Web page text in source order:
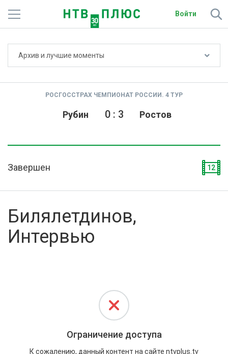
Войти
О сайте
Активировать промокод
Архив и лучшие моменты
РОСГОССТРАХ ЧЕМПИОНАТ РОССИИ. 4 ТУР
Рубин Ростов
0: 3
Завершен 12
Билялетдинов,
Интервью